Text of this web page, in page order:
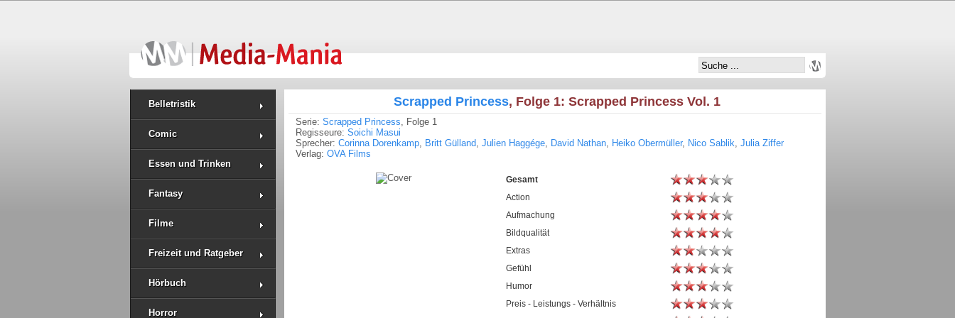
Belletristik
Comic
Essen und Trinken
Fantasy
Filme
Freizeit und Ratgeber
Hörbuch
Horror
Scrapped Princess, Folge 1: Scrapped Princess Vol. 1
Serie: Scrapped Princess, Folge 1
Regisseure: Soichi Masui
Sprecher: Corinna Dorenkamp, Britt Gülland, Julien Haggége, David Nathan, Heiko Obermüller, Nico Sablik, Julia Ziffer
Verlag: OVA Films
Gesamt
Action
Aufmachung
Bildqualität
Extras
Gefühl
Humor
Preis - Leistungs - Verhältnis